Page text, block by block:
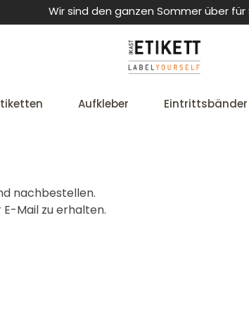
Wir sind den ganzen Sommer über für
Aufkleber Eintrittsbänder
nachbestellen.
E-Mail zu erhalten.